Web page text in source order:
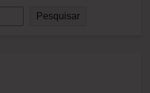
Pesquisar